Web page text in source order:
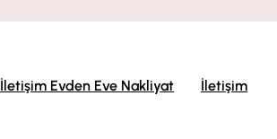
İletişim Evden Eve Nakliyat İletişim